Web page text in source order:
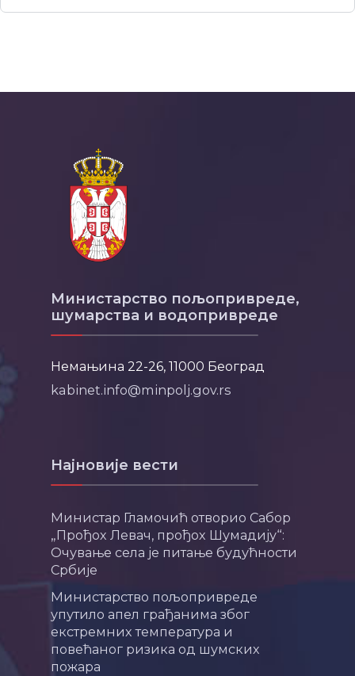
Министарство пољопривреде,
шумарства и водопривреде
Немањина 22-26, 11000 Београд
kabinet.info@minpolj.gov.rs
Најновије вести
Министар Гламочић отворио Сабор
„Прођох Левач, прођох Шумадију“:
Очување села је питање будућности
Србије
Министарство пољопривреде
упутило апел грађанима због
екстремних температура и
повећаног ризика од шумских
пожара